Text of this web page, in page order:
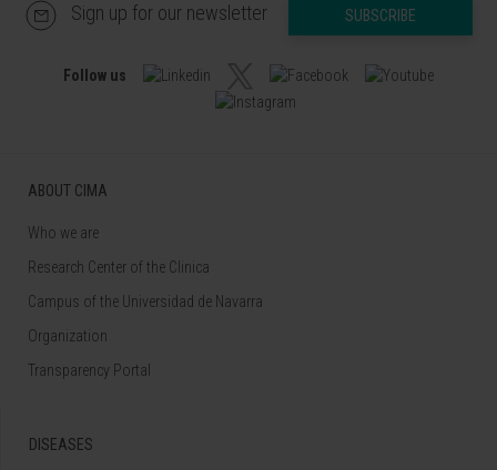
Sign up for our newsletter SUBSCRIBE
Follow us
ABOUT CIMA
Who we are
Research Center of the Clinica
Campus of the Universidad de Navarra
Organization
Transparency Portal
DISEASES